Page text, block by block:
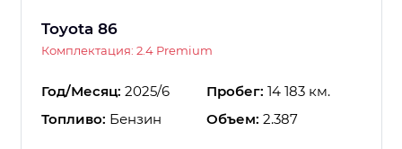
Toyota 86
Комплектация: 2.4 Premium
Год/Месяц: 2025/6 Пробег: 14 183 км.
Топливо: Бензин Объем: 2.387